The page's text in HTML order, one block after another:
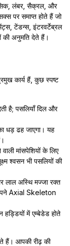
लंबर, सैक्रल, और
पर समाप्त होते हैं जो
टेंडन्स, इंटरवर्टेब्रल
की अनुमति देते हैं।
कार्य हैं, कुछ स्पष्ट
है; पसलियाँ दिल और
धड़ ढह जाएगा। यह
मांसपेशियों के लिए
श्वसन भी पसलियों की
अस्थि मज्जा रक्त
Axial Skeleton
में एम्बेडेड होते
हैं। आपकी रीढ़ की